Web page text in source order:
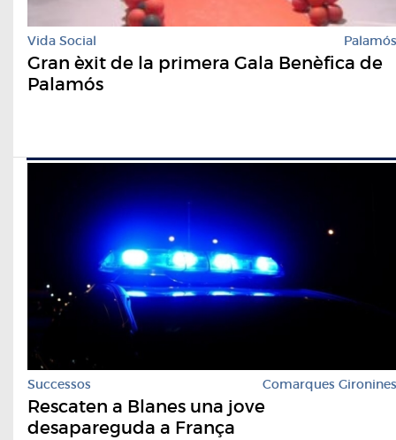
Vida Social Palamós
Gran èxit de la primera Gala Benèfica de
Palamós
Successos Comarques Gironines
Rescaten a Blanes una jove
desapareguda a França